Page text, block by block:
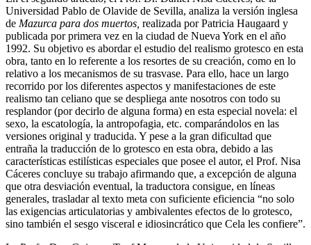
Universidad Pablo de Olavide de Sevilla, analiza la versión inglesa
de Mazurca para dos muertos, realizada por Patricia Haugaard y
publicada por primera vez en la ciudad de Nueva York en el año
1992. Su objetivo es abordar el estudio del realismo grotesco en esta
obra, tanto en lo referente a los resortes de su creación, como en lo
relativo a los mecanismos de su trasvase. Para ello, hace un largo
recorrido por los diferentes aspectos y manifestaciones de este
realismo tan celiano que se despliega ante nosotros con todo su
resplandor (por decirlo de alguna forma) en esta especial novela: el
sexo, la escatología, la antropofagia, etc. comparándolos en las
versiones original y traducida. Y pese a la gran dificultad que
entraña la traducción de lo grotesco en esta obra, debido a las
características estilísticas especiales que posee el autor, el Prof. Nisa
Cáceres concluye su trabajo afirmando que, a excepción de alguna
que otra desviación eventual, la traductora consigue, en líneas
generales, trasladar al texto meta con suficiente eficiencia “no solo
las exigencias articulatorias y ambivalentes efectos de lo grotesco,
sino también el sesgo visceral e idiosincrático que Cela les confiere”.